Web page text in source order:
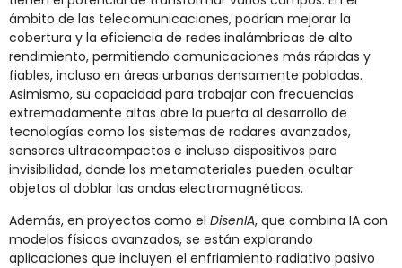
ámbito de las telecomunicaciones, podrían mejorar la
cobertura y la eficiencia de redes inalámbricas de alto
rendimiento, permitiendo comunicaciones más rápidas y
fiables, incluso en áreas urbanas densamente pobladas.
Asimismo, su capacidad para trabajar con frecuencias
extremadamente altas abre la puerta al desarrollo de
tecnologías como los sistemas de radares avanzados,
sensores ultracompactos e incluso dispositivos para
invisibilidad, donde los metamateriales pueden ocultar
objetos al doblar las ondas electromagnéticas.
Además, en proyectos como el DisenIA, que combina IA con
modelos físicos avanzados, se están explorando
aplicaciones que incluyen el enfriamiento radiativo pasivo